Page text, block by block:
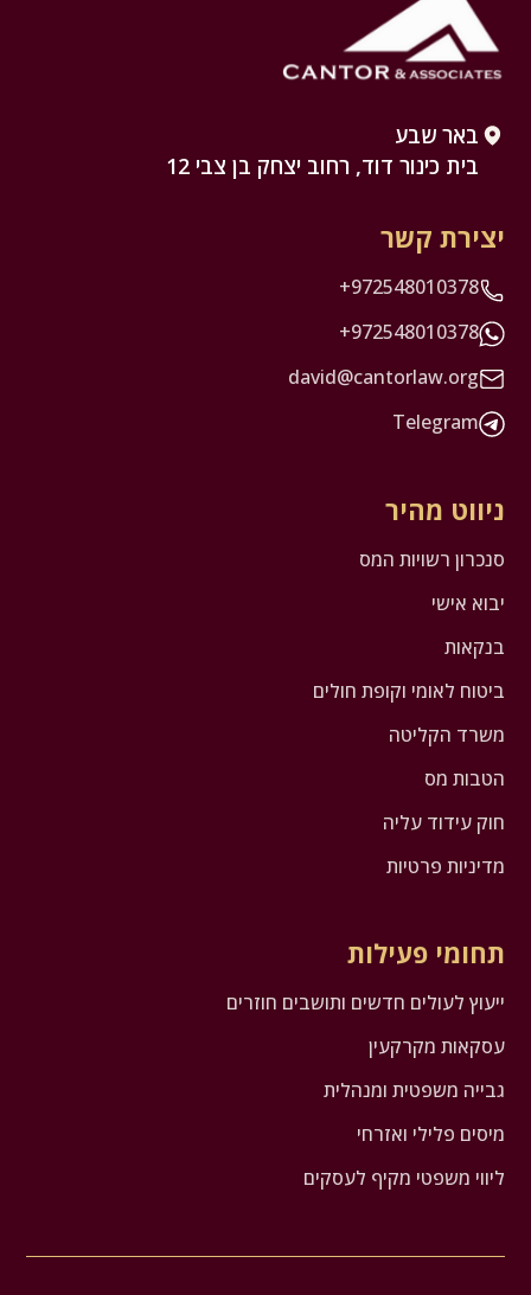
באר שבע
בית כינור דוד, רחוב יצחק בן צבי 12
יצירת קשר
+972548010378
+972548010378
david@cantorlaw.org
Telegram
ניווט מהיר
סנכרון רשויות המס
יבוא אישי
בנקאות
ביטוח לאומי וקופת חולים
משרד הקליטה
הטבות מס
חוק עידוד עליה
מדיניות פרטיות
תחומי פעילות
ייעוץ לעולים חדשים ותושבים חוזרים
עסקאות מקרקעין
גבייה משפטית ומנהלית
מיסים פלילי ואזרחי
ליווי משפטי מקיף לעסקים